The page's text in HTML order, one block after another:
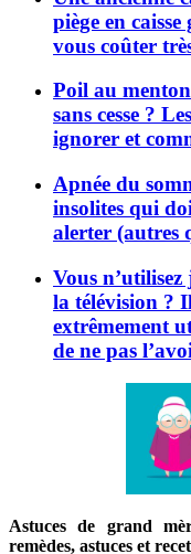
piège en
vous coûter
Poil au
sans cesse ?
ignorer et
Apnée du
insolites qui
alerter (autres
Vous
la télévision ?
extrêmement
de ne pas
Astuces de grand
remèdes, astuces et